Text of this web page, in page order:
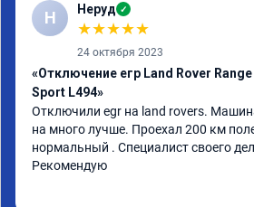
Н Неруд ✓
★★★★★
24 октября 2023
«Отключение егр Land Rover Range
Sport L494»
Отключили egr на land rovers.
на много лучше. Проехал 200 км
нормальный . Специалист своего
Рекомендую